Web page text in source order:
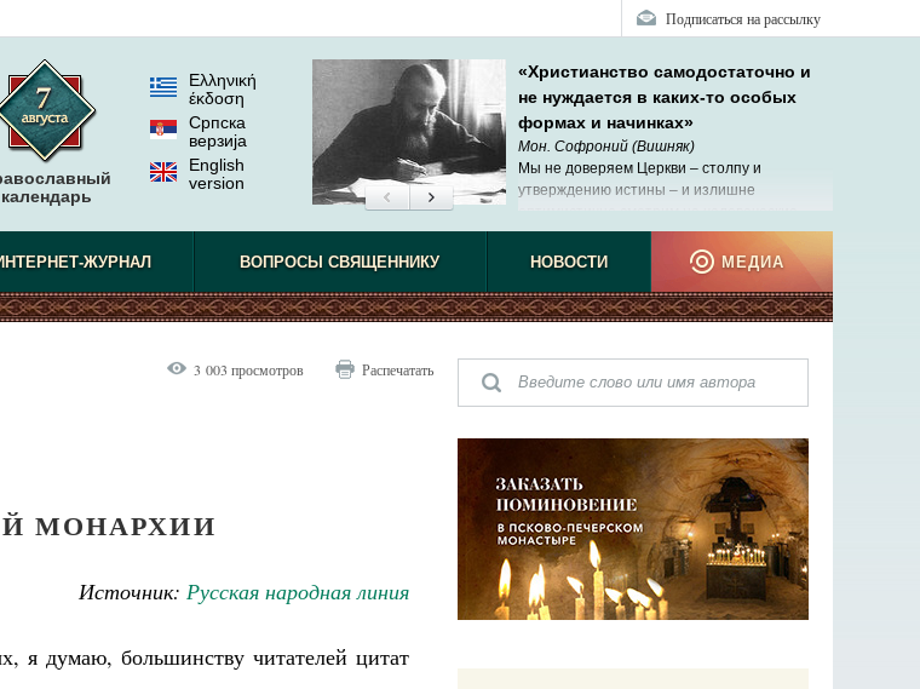
Подписаться на рассылку
календарь
Ελληνική
έκδοση
Српска
верзиjа
English
version
«Христианство самодостаточно и
не нуждается в каких-то особых
формах и начинках»
Мон. Софроний (Вишняк)
Мы не доверяем Церкви – столпу и
утверждению истины – и излишне
возможности познания.
ЖУРНАЛ ВОПРОСЫ СВЯЩЕННИКУ НОВОСТИ МЕДИА
3 003 просмотров Распечатать
МОНАРХИИ
Источник: Русская народная линия
я думаю, большинству читателей цитат